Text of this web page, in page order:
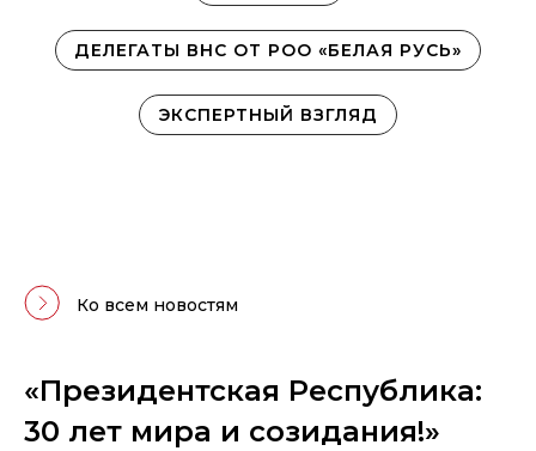
ДЕЛЕГАТЫ ВНС ОТ РОО «БЕЛАЯ РУСЬ»
ЭКСПЕРТНЫЙ ВЗГЛЯД
Ко всем новостям
«Президентская Республика:
30 лет мира и созидания!»